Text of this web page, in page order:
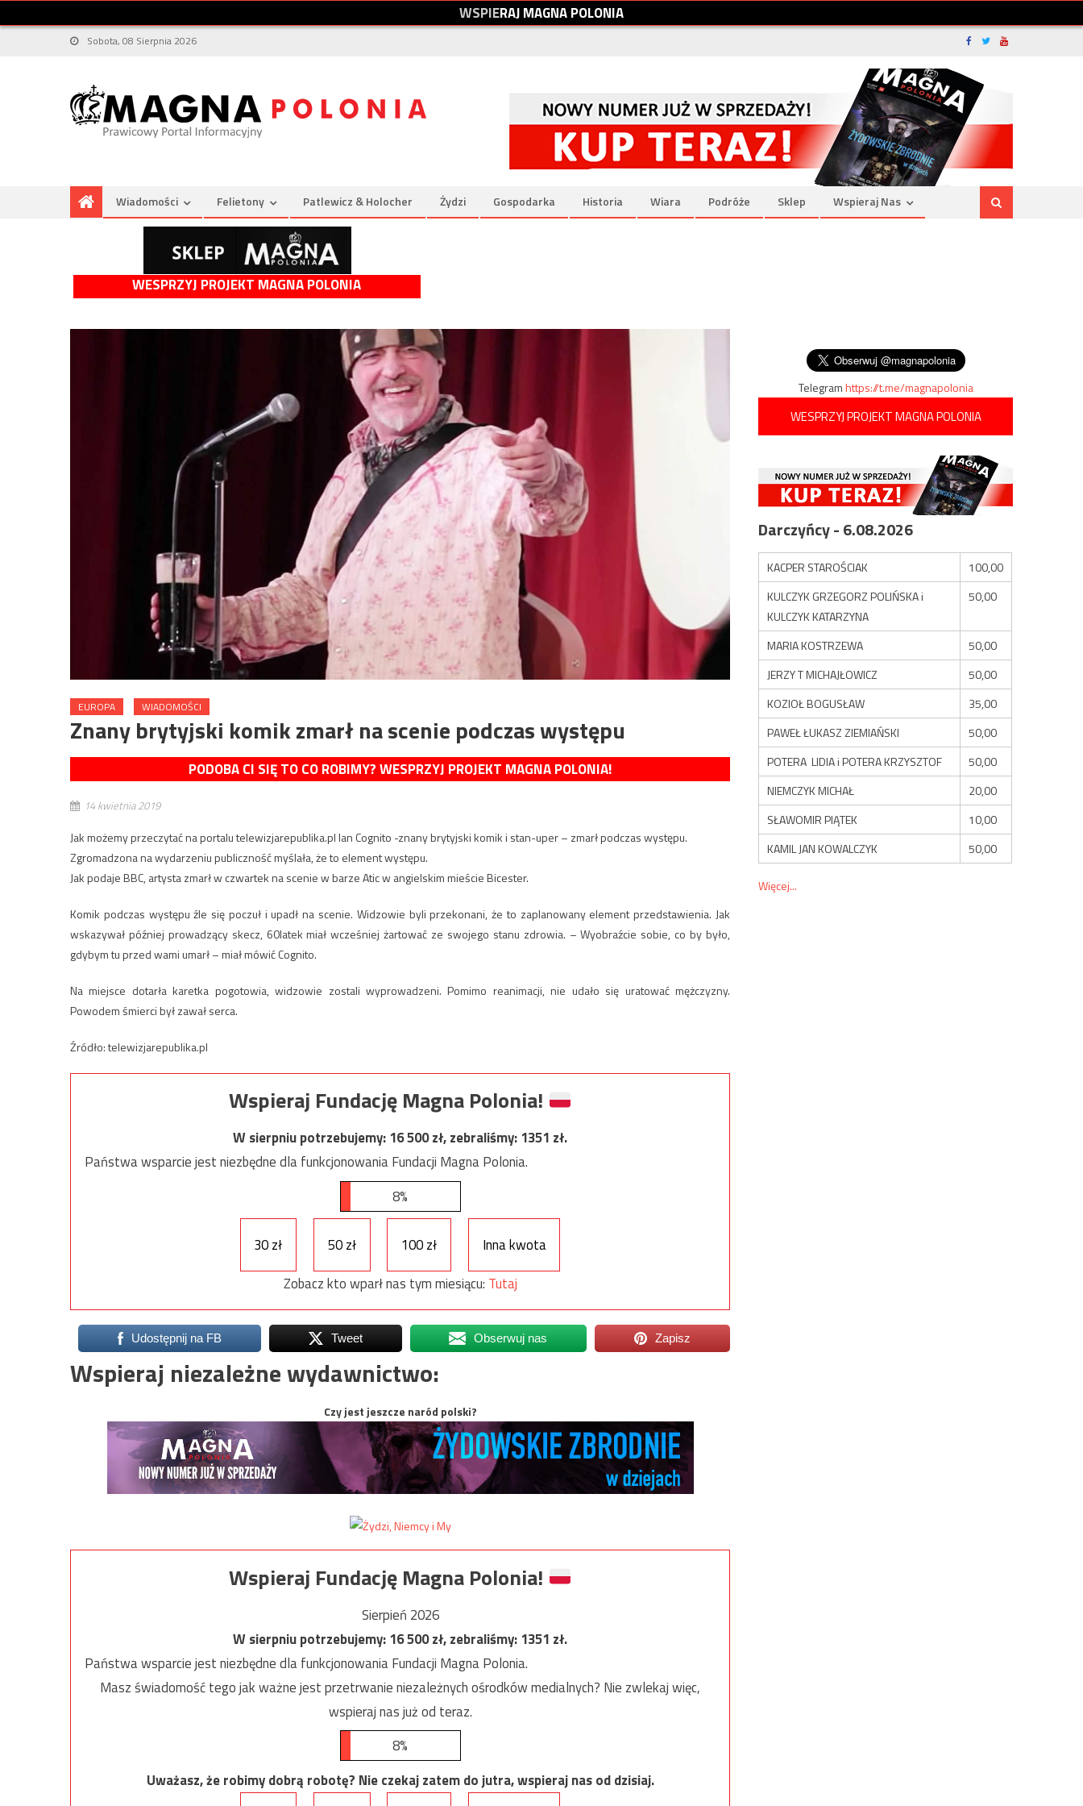
WSPIERAJMAGNAPOLONIA
Sobota, 08 Sierpnia 2026
Wiadomości Felietony Patlewicz & Holocher Żydzi Gospodarka Historia Wiara Podróże Sklep Wspieraj Nas
WESPRZYJ PROJEKT MAGNA POLONIA
EUROPA WIADOMOŚCI
Znany brytyjski komik zmarł na scenie podczas występu
PODOBA CI SIĘ TO CO ROBIMY? WESPRZYJ PROJEKT MAGNA POLONIA!
14 kwietnia 2019
Jak możemy przeczytać na portalu telewizjarepublika.pl Ian Cognito -znany brytyjski komik i stan-uper – zmarł podczas występu.
Zgromadzona na wydarzeniu publiczność myślała, że to element występu.
Jak podaje BBC, artysta zmarł w czwartek na scenie w barze Atic w angielskim mieście Bicester.
Komik podczas występu źle się poczuł i upadł na scenie. Widzowie byli przekonani, że to zaplanowany element przedstawienia. Jak
wskazywał później prowadzący skecz, 60latek miał wcześniej żartować ze swojego stanu zdrowia. – Wyobraźcie sobie, co by było,
gdybym tu przed wami umarł – miał mówić Cognito.
Na miejsce dotarła karetka pogotowia, widzowie zostali wyprowadzeni. Pomimo reanimacji, nie udało się uratować mężczyzny.
Powodem śmierci był zawał serca.
Źródło: telewizjarepublika.pl
Wspieraj Fundację Magna Polonia!
W sierpniu potrzebujemy:16 500zł, zebraliśmy:1351 zł.
Państwa wsparcie jest niezbędne dla funkcjonowania Fundacji Magna Polonia.
8%
30 zł 50 zł 100 zł
Inna kwota
Zobacz kto wparł nas tym miesiącu: Tutaj
Udostępnij na FB Tweet Obserwuj nas Zapisz
Wspieraj niezależne wydawnictwo:
Czy jest jeszcze naród polski?
Wspieraj Fundację Magna Polonia!
Sierpień 2026
W sierpniu potrzebujemy:16 500zł, zebraliśmy:1351 zł.
Państwa wsparcie jest niezbędne dla funkcjonowania Fundacji Magna Polonia.
Masz świadomość tego jak ważne jest przetrwanie niezależnych ośrodków medialnych? Nie zwlekaj więc,
wspieraj nas już od teraz.
8%
Uważasz, że robimy dobrą robotę? Nie czekaj zatem do jutra, wspieraj nas od dzisiaj.
Telegramhttps://t.me/magnapolonia
WESPRZYJ PROJEKT MAGNA POLONIA
Darczyńcy - 6.08.2026
KACPER STAROŚCIAK
100,00
KULCZYK GRZEGORZ POLIŃSKA i
KULCZYK KATARZYNA
50,00
MARIA KOSTRZEWA
50,00
JERZY T MICHAJŁOWICZ
50,00
KOZIOŁ BOGUSŁAW
35,00
PAWEŁ ŁUKASZ ZIEMIAŃSKI
50,00
POTERA LIDIA i POTERA KRZYSZTOF
50,00
NIEMCZYK MICHAŁ
20,00
SŁAWOMIR PIĄTEK
10,00
KAMIL JAN KOWALCZYK
50,00
Więcej...